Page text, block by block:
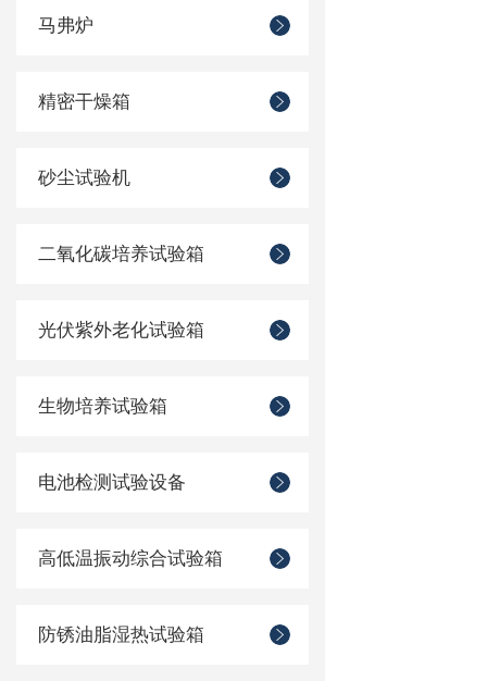
马弗炉
精密干燥箱
砂尘试验机
二氧化碳培养试验箱
光伏紫外老化试验箱
生物培养试验箱
电池检测试验设备
高低温振动综合试验箱
防锈油脂湿热试验箱